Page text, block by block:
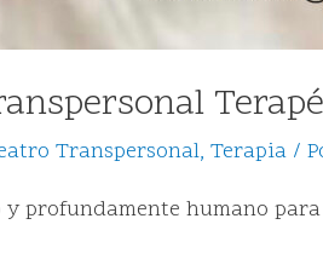
Transpersonal, Terapia /
profundamente humano